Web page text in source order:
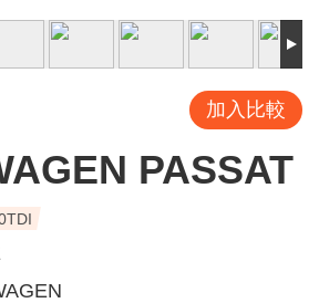
加入比較
PASSAT